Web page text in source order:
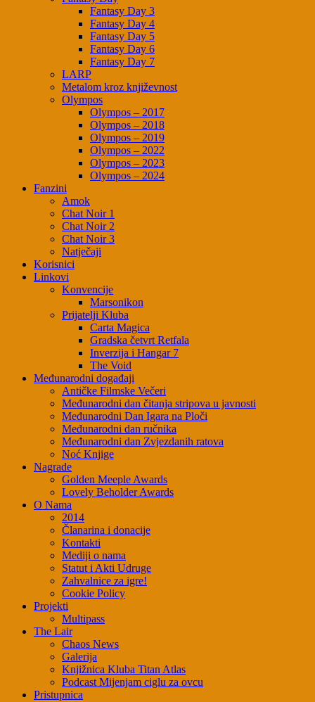
Fantasy Day 3
Fantasy Day 4
Fantasy Day 5
Fantasy Day 6
Fantasy Day 7
LARP
Metalom kroz književnost
Olympos
Olympos – 2017
Olympos – 2018
Olympos – 2019
Olympos – 2022
Olympos – 2023
Olympos – 2024
Fanzini
Amok
Chat Noir 1
Chat Noir 2
Chat Noir 3
Natječaji
Korisnici
Linkovi
Konvencije
Marsonikon
Prijatelji Kluba
Carta Magica
Gradska četvrt Retfala
Inverzija i Hangar 7
The Void
Međunarodni događaji
Antičke Filmske Večeri
Međunarodni dan čitanja stripova u javnosti
Međunarodni Dan Igara na Ploči
Međunarodni dan ručnika
Međunarodni dan Zvjezdanih ratova
Noć Knjige
Nagrade
Golden Meeple Awards
Lovely Beholder Awards
O Nama
2014
Članarina i donacije
Kontakti
Mediji o nama
Statut i Akti Udruge
Zahvalnice za igre!
Cookie Policy
Projekti
Multipass
The Lair
Chaos News
Galerija
Knjižnica Kluba Titan Atlas
Podcast Mijenjam ciglu za ovcu
Pristupnica